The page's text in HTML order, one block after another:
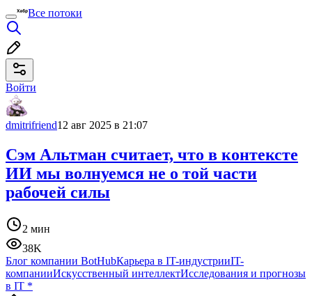
Все потоки
Войти
dmitrifriend12 авг 2025 в 21:07
Сэм Альтман считает, что в контексте
ИИ мы волнуемся не о той части
рабочей силы
2 мин
38K
Блог компании BotHubКарьера в IT-индустрииIT-
компанииИскусственный интеллектИсследования и прогнозы
в IT *